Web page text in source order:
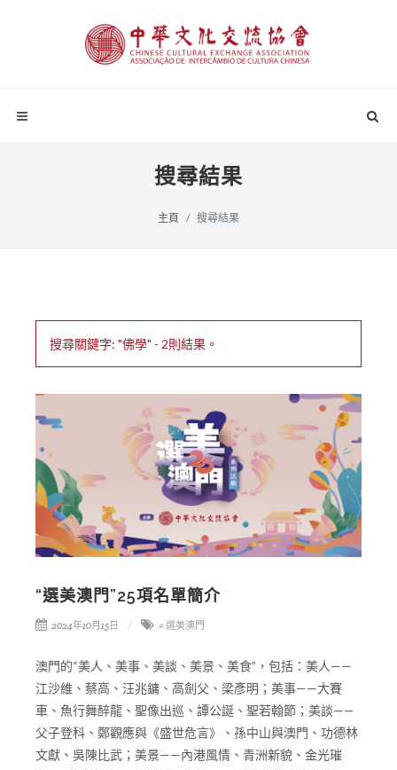
搜尋結果
主頁 搜尋結果
搜尋關鍵字: "佛學" - 2則結果。
“選美澳門”25項名單簡介
2024年10月15日 # 選美澳門
澳門的“美人、美事、美談、美景、美食”，包括：美人——
江沙維、蔡高、汪兆鏞、高劍父、梁彥明；美事——大賽
車、魚行舞醉龍、聖像出巡、譚公誕、聖若翰節；美談——
父子登科、鄭觀應與《盛世危言》、孫中山與澳門、功德林
文獻、吳陳比武；美景——內港風情、青洲新貌、金光璀